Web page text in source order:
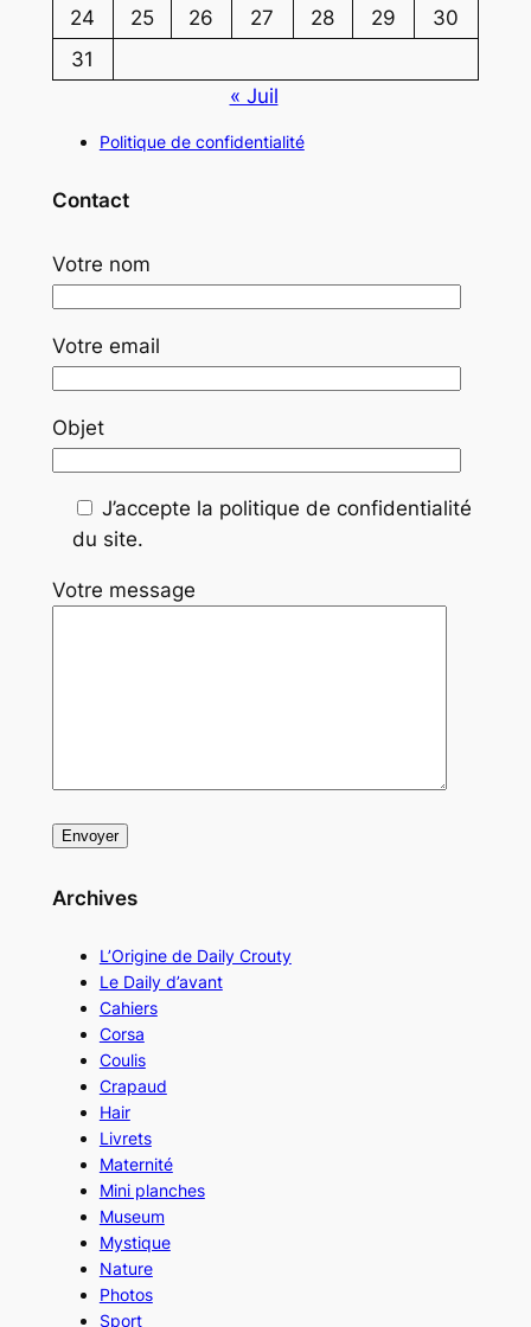
24
25 26 27 28 29
30
31
« Juil
Politique de confidentialité
Contact
Votre nom
Votre email
Objet
J’accepte la politique de confidentialité
du site.
Votre message
Archives
L’Origine de Daily Crouty
Le Daily d’avant
Cahiers
Corsa
Coulis
Crapaud
Hair
Livrets
Maternité
Mini planches
Museum
Mystique
Nature
Photos
Sport